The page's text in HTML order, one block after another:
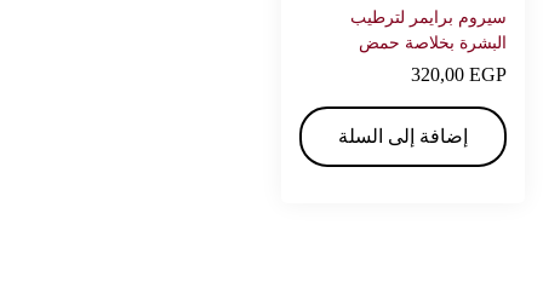
سيروم برايمر لترطيب
البشرة بخلاصة حمض
الهيالورونيك من د. راشيل
دكتور راشيل
320,00 EGP
إضافة إلى السلة